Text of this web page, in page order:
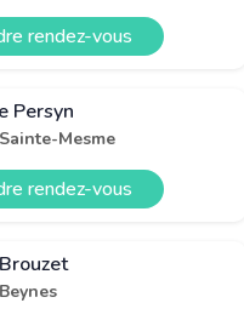
rendez-vous
Persyn
Mesme
rendez-vous